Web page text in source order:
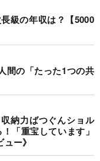
級の年収は？【5000
間の「たった1つの共
納力ばつぐんショル
「重宝しています」
ー》